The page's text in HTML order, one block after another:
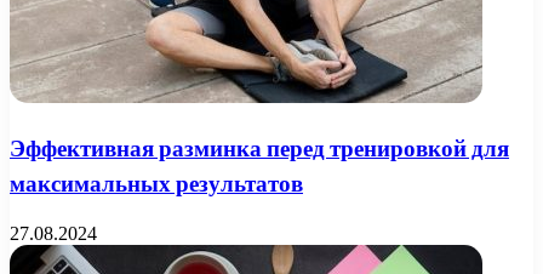
Эффективная разминка перед тренировкой для
максимальных результатов
27.08.2024